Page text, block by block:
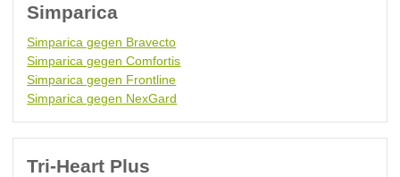
Simparica
Simparica gegen Bravecto
Simparica gegen Comfortis
Simparica gegen Frontline
Simparica gegen NexGard
Tri-Heart Plus